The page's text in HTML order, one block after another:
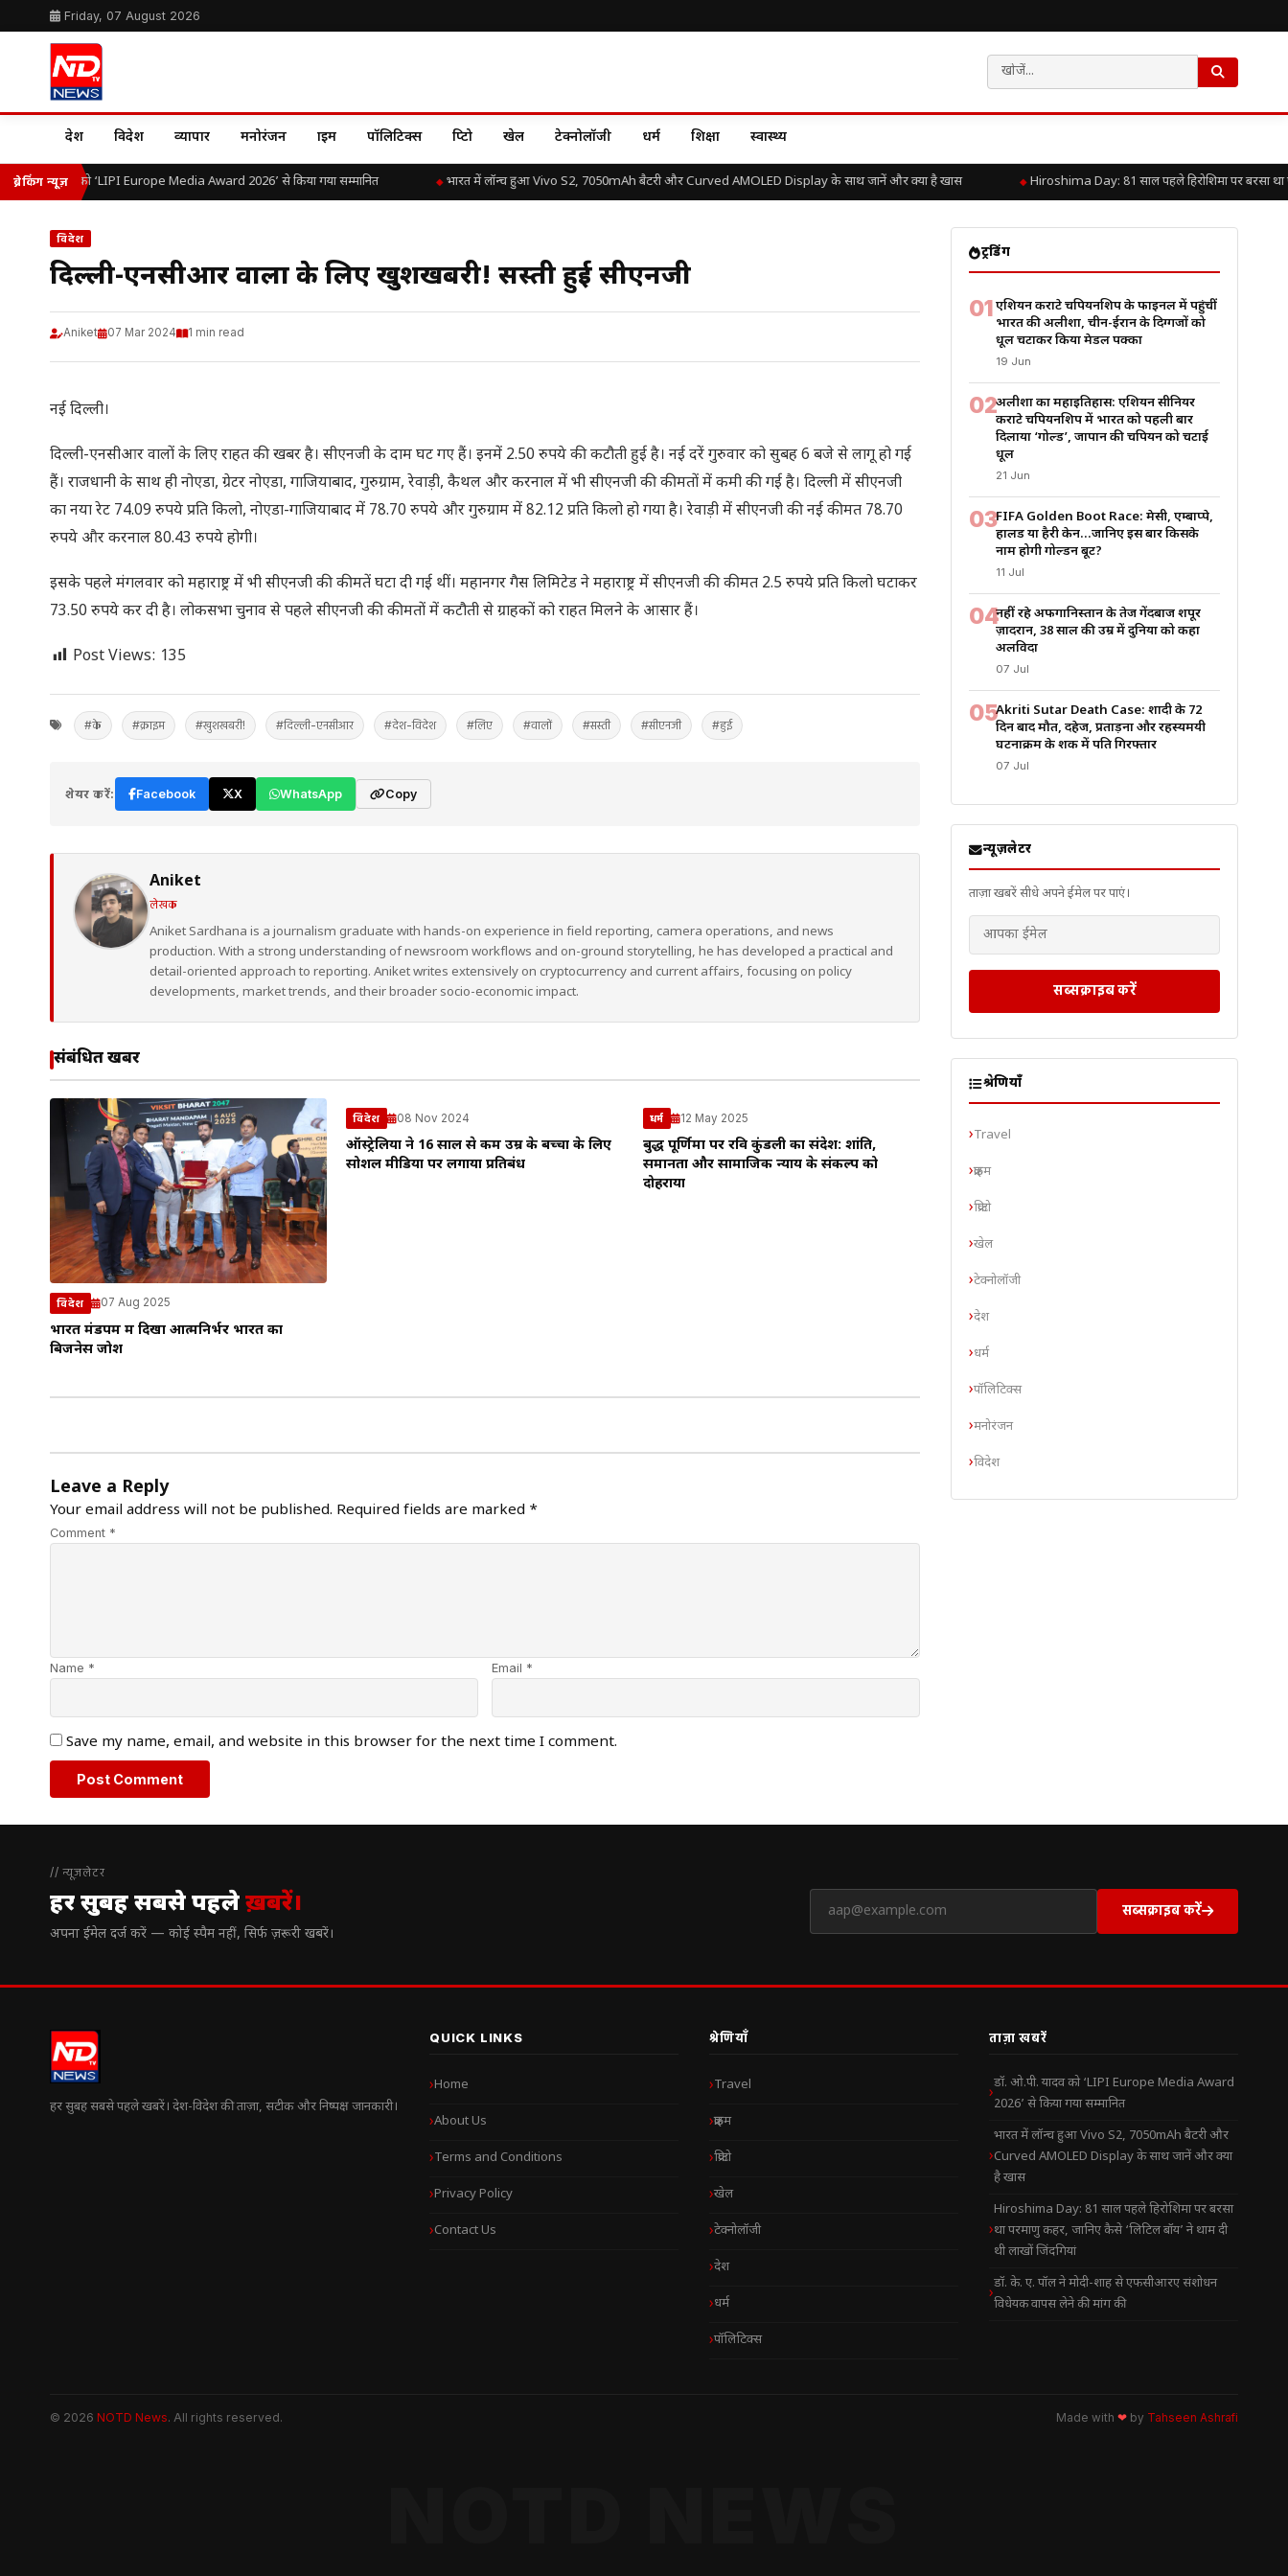
Friday, 07 August 2026
देश विदेश व्यापार मनोरंजन क्राइम पॉलिटिक्स क्रिप्टो खेल टेक्नोलॉजी धर्म शिक्षा स्वास्थ्य
ब्रेकिंग न्यूज़
ओ.पी. यादव को ‘LIPI Europe Media Award 2026’ से किया गया सम्मानित भारत में लॉन्च हुआ Vivo S2, 7050mAh बैटरी और Curved AMOLED Display के साथ जानें और क्या है खास Hiroshima Day: 81 साल पहले हिरोशिमा पर बरसा था
विदेश
दिल्ली-एनसीआर वालों के ल‍िए खुशखबरी! सस्ती हुई सीएनजी
Aniket 07 Mar 2024 1 min read
नई दिल्ली।
दिल्‍ली-एनसीआर वालों के लिए राहत की खबर है। सीएनजी के दाम घट गए हैं। इनमें 2.50 रुपये की कटौती हुई है। नई दरें गुरुवार को सुबह 6 बजे से लागू हो गई
हैं। राजधानी के साथ ही नोएडा, ग्रेटर नोएडा, गाजियाबाद, गुरुग्राम, रेवाड़ी, कैथल और करनाल में भी सीएनजी की कीमतों में कमी की गई है। दिल्ली में सीएनजी
का नया रेट 74.09 रुपये प्रति किलो, नोएडा-गाजियाबाद में 78.70 रुपये और गुरुग्राम में 82.12 प्रति किलो हो गया है। रेवाड़ी में सीएनजी की नई कीमत 78.70
रुपये और करनाल 80.43 रुपये होगी।
इसके पहले मंगलवार को महाराष्ट्र में भी सीएनजी की कीमतें घटा दी गई थीं। महानगर गैस लिमिटेड ने महाराष्ट्र में सीएनजी की कीमत 2.5 रुपये प्रति किलो घटाकर
73.50 रुपये कर दी है। लोकसभा चुनाव से पहले सीएनजी की कीमतों में कटौती से ग्राहकों को राहत मिलने के आसार हैं।
Post Views: 135
#के #क्राइम #खुशखबरी! #दिल्ली-एनसीआर #देश-विदेश #लिए #वालों #सस्ती #सीएनजी #हुई
शेयर करें: Facebook X WhatsApp Copy
Aniket
लेखक
Aniket Sardhana is a journalism graduate with hands-on experience in field reporting, camera operations, and news
production. With a strong understanding of newsroom workflows and on-ground storytelling, he has developed a practical and
detail-oriented approach to reporting. Aniket writes extensively on cryptocurrency and current affairs, focusing on policy
developments, market trends, and their broader socio-economic impact.
संबंधित खबरें
विदेश 07 Aug 2025
भारत मंडपम में दिखा आत्मनिर्भर भारत का
बिजनेस जोश
विदेश 08 Nov 2024
ऑस्ट्रेलिया ने 16 साल से कम उम्र के बच्चों के लिए
सोशल मीडिया पर लगाया प्रतिबंध
धर्म 12 May 2025
बुद्ध पूर्णिमा पर रवि कुंडली का संदेश: शांति,
समानता और सामाजिक न्याय के संकल्प को
दोहराया
Leave a Reply
Your email address will not be published. Required fields are marked *
Comment *
Name * Email *
Save my name, email, and website in this browser for the next time I comment.
ट्रेंडिंग
01एशियन कराटे चैंपियनशिप के फाइनल में पहुंचीं
भारत की अलीशा, चीन-ईरान के दिग्गजों को
धूल चटाकर किया मेडल पक्का
19 Jun
02अलीशा का महाइतिहास: एशियन सीनियर
कराटे चैंपियनशिप में भारत को पहली बार
दिलाया ‘गोल्ड’, जापान की चैंपियन को चटाई
धूल
21 Jun
03FIFA Golden Boot Race: मेसी, एम्बाप्पे,
हालैंड या हैरी केन…जानिए इस बार किसके
नाम होगी गोल्डन बूट?
11 Jul
04नहीं रहे अफगानिस्तान के तेज गेंदबाज शपूर
ज़ादरान, 38 साल की उम्र में दुनिया को कहा
अलविदा
07 Jul
05Akriti Sutar Death Case: शादी के 72
दिन बाद मौत, दहेज, प्रताड़ना और रहस्यमयी
घटनाक्रम के शक में पति गिरफ्तार
07 Jul
न्यूज़लेटर
ताज़ा खबरें सीधे अपने ईमेल पर पाएं।
सब्सक्राइब करें
श्रेणियाँ
Travel
क्राइम
क्रिप्टो
खेल
टेक्नोलॉजी
देश
धर्म
पॉलिटिक्स
मनोरंजन
विदेश
// न्यूज़लेटर
हर सुबह सबसे पहलेख़बरें।
अपना ईमेल दर्ज करें — कोई स्पैम नहीं, सिर्फ ज़रूरी खबरें।
सब्सक्राइब करें
हर सुबह सबसे पहले खबरें। देश-विदेश की ताज़ा, सटीक और निष्पक्ष जानकारी।
QUICK LINKS
Home
About Us
Terms and Conditions
Privacy Policy
Contact Us
श्रेणियाँ
Travel
क्राइम
क्रिप्टो
खेल
टेक्नोलॉजी
देश
धर्म
पॉलिटिक्स
ताज़ा खबरें
डॉ. ओ.पी. यादव को ‘LIPI Europe Media Award
2026’ से किया गया सम्मानित
भारत में लॉन्च हुआ Vivo S2, 7050mAh बैटरी और
Curved AMOLED Display के साथ जानें और क्या
है खास
Hiroshima Day: 81 साल पहले हिरोशिमा पर बरसा
था परमाणु कहर, जानिए कैसे ‘लिटिल बॉय’ ने थाम दी
थी लाखों जिंदगियां
डॉ. के. ए. पॉल ने मोदी-शाह से एफसीआरए संशोधन
विधेयक वापस लेने की मांग की
© 2026 NOTD News. All rights reserved. Made with ❤ by Tahseen Ashrafi